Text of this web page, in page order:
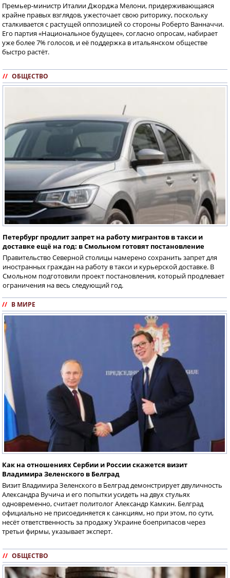
Премьер-министр Италии Джорджа Мелони, придерживающаяся
крайне правых взглядов, ужесточает свою риторику, поскольку
сталкивается с растущей оппозицией со стороны Роберто Ванначчи.
Его партия «Национальное будущее», согласно опросам, набирает
уже более 7% голосов, и её поддержка в итальянском обществе
быстро растёт.
// ОБЩЕСТВО
Петербург продлит запрет на работу мигрантов в такси и
доставке ещё на год: в Смольном готовят постановление
Правительство Северной столицы намерено сохранить запрет для
иностранных граждан на работу в такси и курьерской доставке. В
Смольном подготовили проект постановления, который продлевает
ограничения на весь следующий год.
// В МИРЕ
Как на отношениях Сербии и России скажется визит
Владимира Зеленского в Белград
Визит Владимира Зеленского в Белград демонстрирует двуличность
Александра Вучича и его попытки усидеть на двух стульях
одновременно, считает политолог Александр Камкин. Белград
официально не присоединяется к санкциям, но при этом, по сути,
несёт ответственность за продажу Украине боеприпасов через
третьи фирмы, указывает эксперт.
// ОБЩЕСТВО